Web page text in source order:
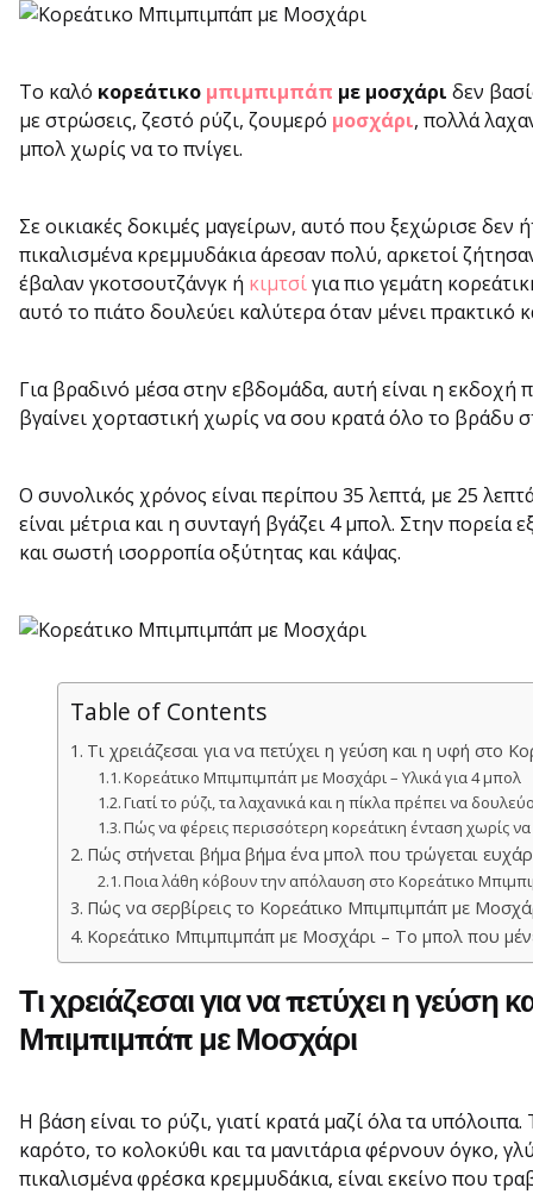
Το καλό κορεάτικο μπιμπιμπάπ με μοσχάρι δεν
με στρώσεις, ζεστό ρύζι, ζουμερό μοσχάρι, πολλά
μπολ χωρίς να το πνίγει.
Σε οικιακές δοκιμές μαγείρων, αυτό που ξεχώρισε δεν
πικαλισμένα κρεμμυδάκια άρεσαν πολύ, αρκετοί
έβαλαν γκοτσουτζάνγκ ή κιμτσίγια πιο γεμάτη
αυτό το πιάτο δουλεύει καλύτερα όταν μένει πρακτικό
Για βραδινό μέσα στην εβδομάδα, αυτή είναι η εκδοχή
βγαίνει χορταστική χωρίς να σου κρατά όλο το βράδυ
Ο συνολικός χρόνος είναι περίπου 35 λεπτά, με 25
είναι μέτρια και η συνταγή βγάζει 4 μπολ. Στην
και σωστή ισορροπία οξύτητας και κάψας.
Table of Contents
Τι χρειάζεσαι για να πετύχει η γεύση και η υφή στο
Κορεάτικο Μπιμπιμπάπ με Μοσχάρι – Υλικά για 4 μπολ
Γιατί το ρύζι, τα λαχανικά και η πίκλα πρέπει να
Πώς να φέρεις περισσότερη κορεάτικη ένταση χωρίς
Πώς στήνεται βήμα βήμα ένα μπολ που τρώγεται
Ποια λάθη κόβουν την απόλαυση στο Κορεάτικο
Πώς να σερβίρεις το Κορεάτικο Μπιμπιμπάπ με
Κορεάτικο Μπιμπιμπάπ με Μοσχάρι – Το μπολ που
Τι χρειάζεσαι για να πετύχει η γεύση
Μπιμπιμπάπ με Μοσχάρι
Η βάση είναι το ρύζι, γιατί κρατά μαζί όλα τα
καρότο, το κολοκύθι και τα μανιτάρια φέρνουν όγκο,
πικαλισμένα φρέσκα κρεμμυδάκια, είναι εκείνο που